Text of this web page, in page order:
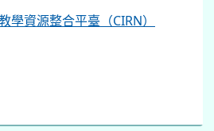
學資源整合平臺（CIRN）